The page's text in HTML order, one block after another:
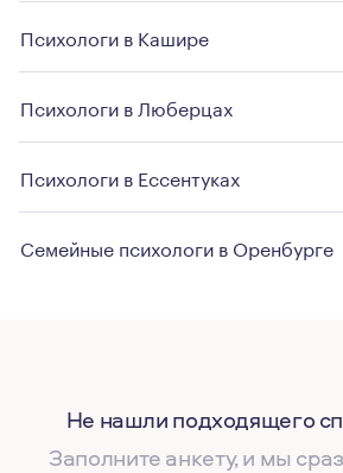
Психологи в Кашире
Психологи в Люберцах
Психологи в Ессентуках
Семейные психологи в Оренбурге
Не нашли подходящего
Заполните анкету, и мы